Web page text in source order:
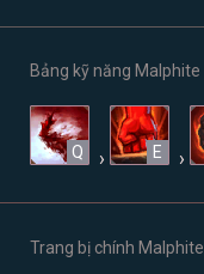
Bảng kỹ năng Malphite
Q › E ›
Trang bị chính Malphite